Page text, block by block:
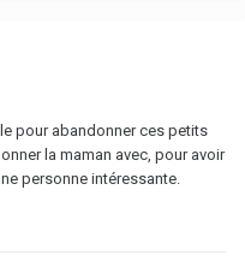
pour abandonner ces petits
la maman avec, pour avoir
personne intéressante.